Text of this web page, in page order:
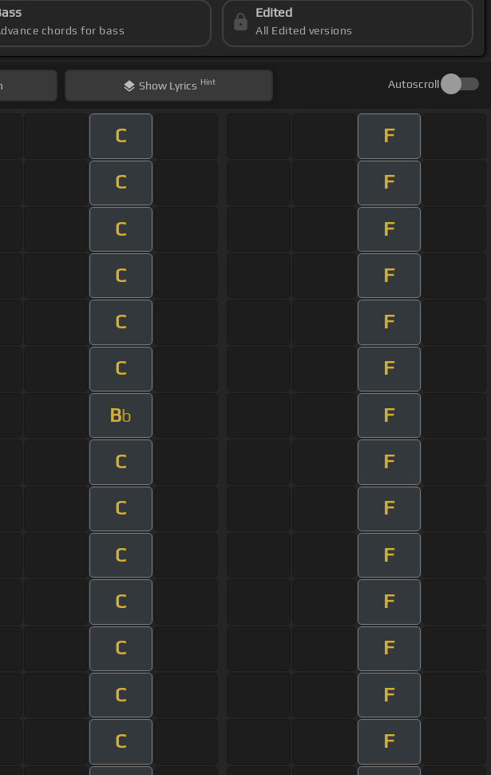
chords for bass
Edited
All Edited versions
Show Lyrics Hint Autoscroll
C F
C F
C F
C F
C F
C F
Bb F
C F
C F
C F
C F
C F
C F
C F